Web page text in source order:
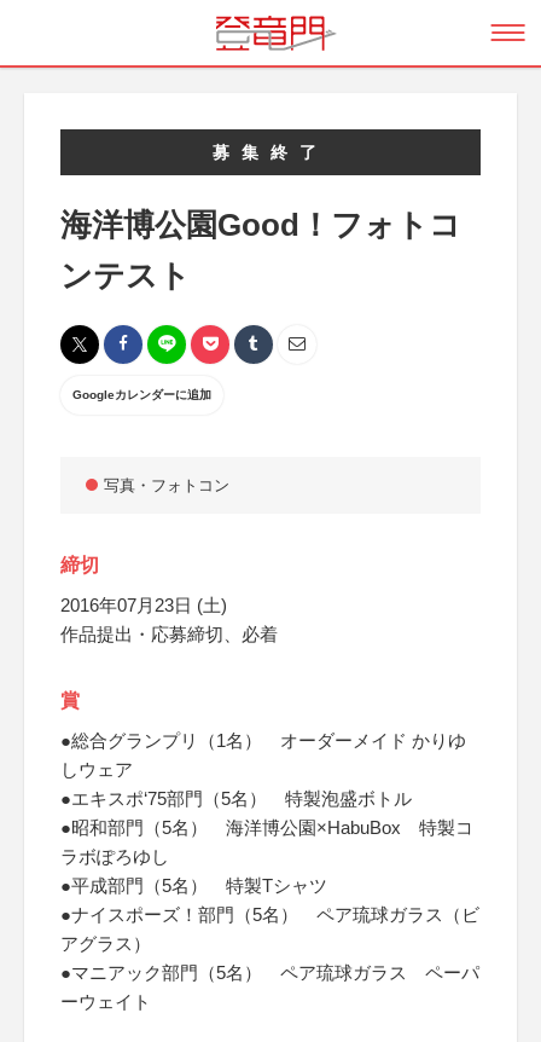
募集終了
海洋博公園Good！フォトコ
ンテスト
Googleカレンダーに追加
写真・フォトコン
締切
2016年07月23日 (土)
作品提出・応募締切、必着
賞
●総合グランプリ（1名） オーダーメイド かりゆ
しウェア
●エキスポ‘75部門（5名） 特製泡盛ボトル
●昭和部門（5名） 海洋博公園×HabuBox 特製コ
ラボぽろゆし
●平成部門（5名） 特製Tシャツ
●ナイスポーズ！部門（5名） ペア琉球ガラス（ビ
アグラス）
●マニアック部門（5名） ペア琉球ガラス ペーパ
ーウェイト